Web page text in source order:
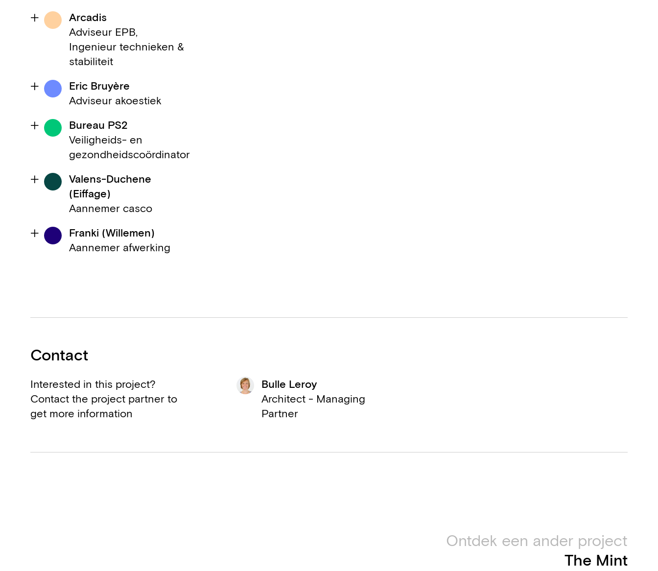
Arcadis
Adviseur EPB,
Ingenieur technieken &
stabiliteit
Eric Bruyère
Adviseur akoestiek
Bureau PS2
Veiligheids- en
gezondheidscoördinator
Valens-Duchene
(Eiffage)
Aannemer casco
Franki (Willemen)
Aannemer afwerking
Contact
Interested in this project?
Contact the project partner to
get more information
Bulle Leroy
Architect - Managing
Partner
Ontdek een ander project
The Mint